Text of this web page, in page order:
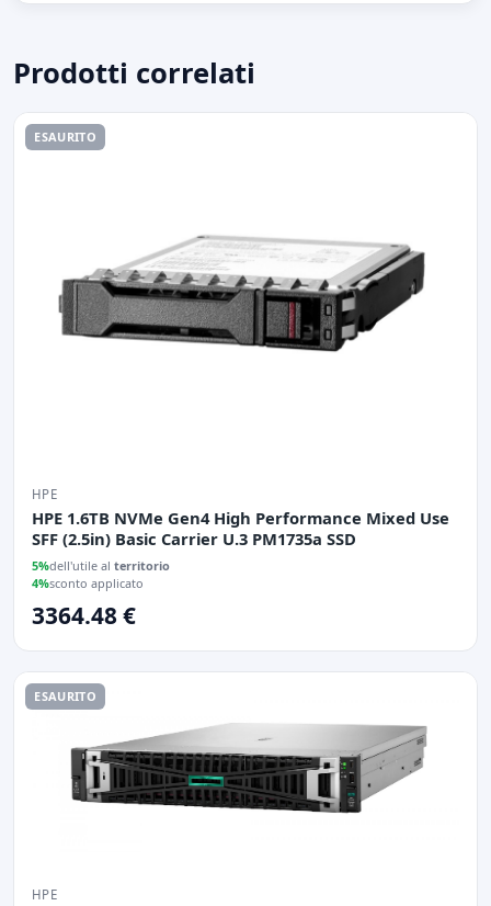
Prodotti correlati
ESAURITO
HPE
HPE 1.6TB NVMe Gen4 High Performance Mixed Use
SFF (2.5in) Basic Carrier U.3 PM1735a SSD
5%dell'utile al territorio
4%sconto applicato
3364.48 €
ESAURITO
HPE